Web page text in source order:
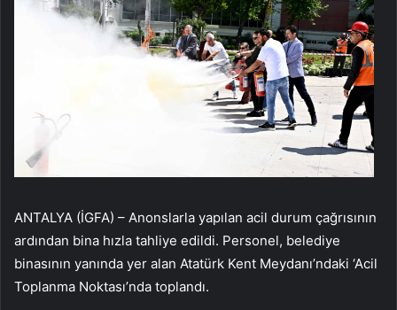
ANTALYA (İGFA) – Anonslarla yapılan acil durum çağrısının
ardından bina hızla tahliye edildi. Personel, belediye
binasının yanında yer alan Atatürk Kent Meydanı’ndaki ‘Acil
Toplanma Noktası’nda toplandı.